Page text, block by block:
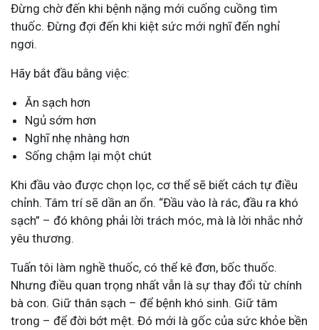
Đừng chờ đến khi bệnh nặng mới cuống cuồng tìm
thuốc. Đừng đợi đến khi kiệt sức mới nghĩ đến nghỉ
ngơi.
Hãy bắt đầu bằng việc:
Ăn sạch hơn
Ngủ sớm hơn
Nghĩ nhẹ nhàng hơn
Sống chậm lại một chút
Khi đầu vào được chọn lọc, cơ thể sẽ biết cách tự điều
chỉnh. Tâm trí sẽ dần an ổn. “Đầu vào là rác, đầu ra khó
sạch” – đó không phải lời trách móc, mà là lời nhắc nhở
yêu thương.
Tuấn tôi làm nghề thuốc, có thể kê đơn, bốc thuốc.
Nhưng điều quan trọng nhất vẫn là sự thay đổi từ chính
bà con. Giữ thân sạch – để bệnh khó sinh. Giữ tâm
trong – để đời bớt mệt. Đó mới là gốc của sức khỏe bền